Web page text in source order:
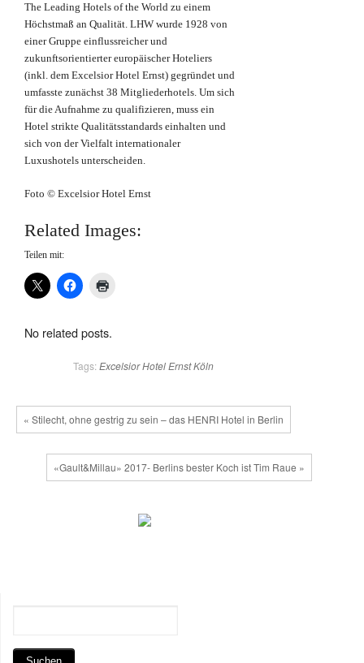
The Leading Hotels of the World zu einem
Höchstmaß an Qualität. LHW wurde 1928 von
einer Gruppe einflussreicher und
zukunftsorientierter europäischer Hoteliers
(inkl. dem Excelsior Hotel Ernst) gegründet und
umfasste zunächst 38 Mitgliederhotels. Um sich
für die Aufnahme zu qualifizieren, muss ein
Hotel strikte Qualitätsstandards einhalten und
sich von der Vielfalt internationaler
Luxushotels unterscheiden.
Foto © Excelsior Hotel Ernst
Related Images:
Teilen mit:
No related posts.
Tags: Excelsior Hotel ErnstKöln
« Stilecht, ohne gestrig zu sein – das HENRI Hotel in Berlin
«Gault&Millau» 2017- Berlins bester Koch ist Tim Raue »